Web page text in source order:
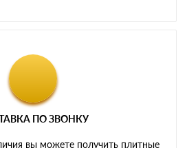
ПО ЗВОНКУ
вы можете получить плитные